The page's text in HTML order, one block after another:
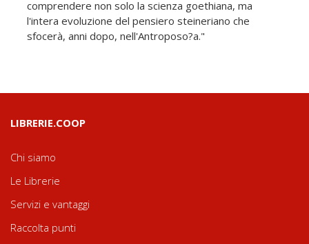
comprendere non solo la scienza goethiana, ma
l'intera evoluzione del pensiero steineriano che
sfocerà, anni dopo, nell'Antroposo?a."
LIBRERIE.COOP
Chi siamo
Le Librerie
Servizi e vantaggi
Raccolta punti